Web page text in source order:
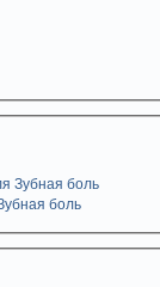
Зубная боль
боль